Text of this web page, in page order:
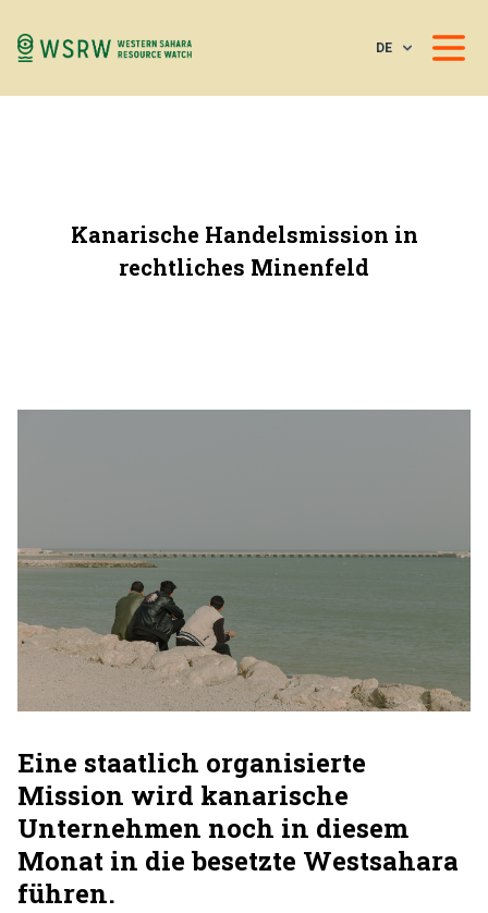
DE
Kanarische Handelsmission in
rechtliches Minenfeld
Eine staatlich organisierte
Mission wird kanarische
Unternehmen noch in diesem
Monat in die besetzte Westsahara
führen.